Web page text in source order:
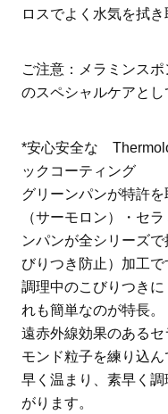
ロスでよく水気を拭き
ご注意：メラミンス
のスペシャルケアとし
*安心安全な
ックコーティング
グリーンパンが特許
（サーモロン）・セ
ンパンが全シリーズ
びりつき防止）加工で
調理中のこびりつき
れも簡単なのが特長。
遠赤外線効果のある
モンド粒子を練り込
早く温まり、素早く
がります。